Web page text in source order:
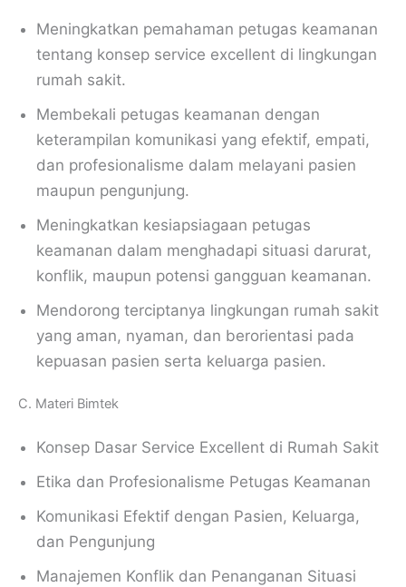
Meningkatkan pemahaman petugas keamanan
tentang konsep service excellent di lingkungan
rumah sakit.
Membekali petugas keamanan dengan
keterampilan komunikasi yang efektif, empati,
dan profesionalisme dalam melayani pasien
maupun pengunjung.
Meningkatkan kesiapsiagaan petugas
keamanan dalam menghadapi situasi darurat,
konflik, maupun potensi gangguan keamanan.
Mendorong terciptanya lingkungan rumah sakit
yang aman, nyaman, dan berorientasi pada
kepuasan pasien serta keluarga pasien.
C. Materi Bimtek
Konsep Dasar Service Excellent di Rumah Sakit
Etika dan Profesionalisme Petugas Keamanan
Komunikasi Efektif dengan Pasien, Keluarga,
dan Pengunjung
Manajemen Konflik dan Penanganan Situasi